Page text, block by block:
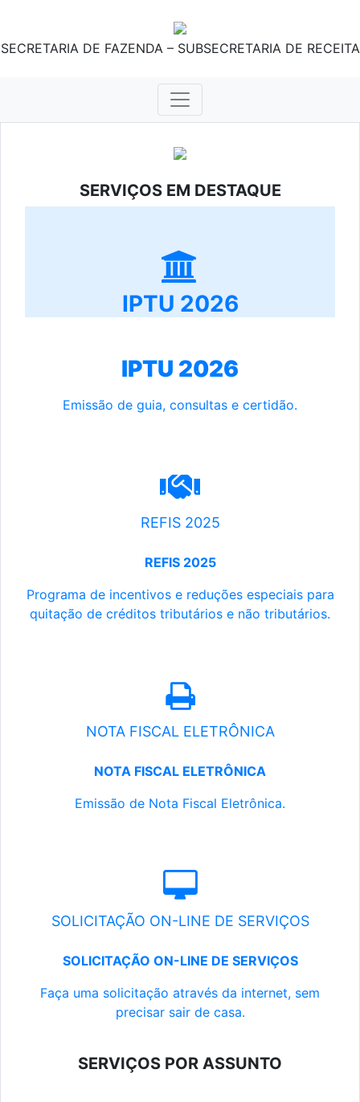
SECRETARIA DE FAZENDA – SUBSECRETARIA DE RECEITA
SERVIÇOS EM DESTAQUE
IPTU 2026
IPTU 2026
Emissão de guia, consultas e certidão.
REFIS 2025
REFIS 2025
Programa de incentivos e reduções especiais para
quitação de créditos tributários e não tributários.
NOTA FISCAL ELETRÔNICA
NOTA FISCAL ELETRÔNICA
Emissão de Nota Fiscal Eletrônica.
SOLICITAÇÃO ON-LINE DE SERVIÇOS
SOLICITAÇÃO ON-LINE DE SERVIÇOS
Faça uma solicitação através da internet, sem
precisar sair de casa.
SERVIÇOS POR ASSUNTO